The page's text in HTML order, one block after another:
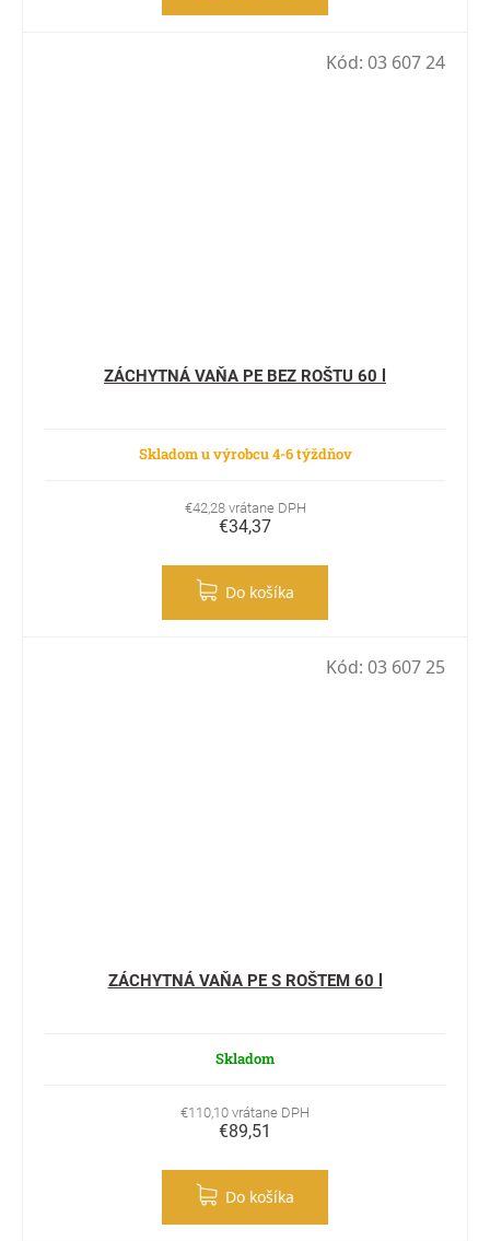
ZÁCHYTNÁ VAŇA PE BEZ ROŠTU 60 l
Skladom u výrobcu 4-6 týždňov
€42,28 vrátane DPH
€34,37
Do košíka
Kód: 03 607 24
ZÁCHYTNÁ VAŇA PE S ROŠTEM 60 l
Skladom
€110,10 vrátane DPH
€89,51
Do košíka
Kód: 03 607 25